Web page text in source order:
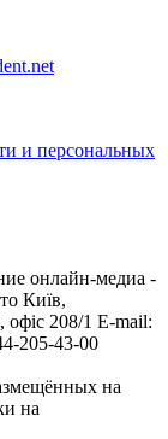
и персональных
онлайн-медиа -
Київ,
208/1 E-mail:
205-43-00
на
на